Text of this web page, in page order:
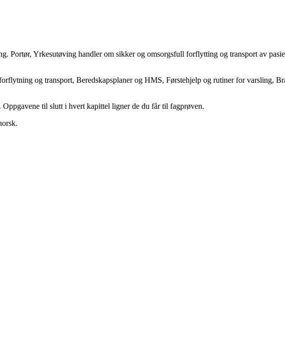
Portør, Yrkesutøving handler om sikker og omsorgsfull forflytting og transport av
og transport, Beredskapsplaner og HMS, Førstehjelp og rutiner for varsling,
til slutt i hvert kapittel ligner de du får til fagprøven.